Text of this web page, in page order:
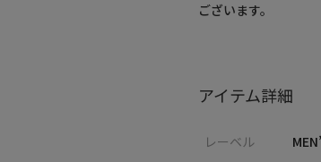
ございます。
アイテム詳細
レーベル